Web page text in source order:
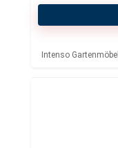
Intenso Gartenmöbel